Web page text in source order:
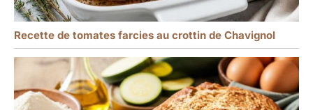
thème du citron, les baby
showers, les révélations
de sexe, les mariages, les
fêtes luau, les fêtes de
fin d'études et bien plus
encore ; ajoutez une
touche de couleur à
Recette de tomates farcies au crottin de Chavignol